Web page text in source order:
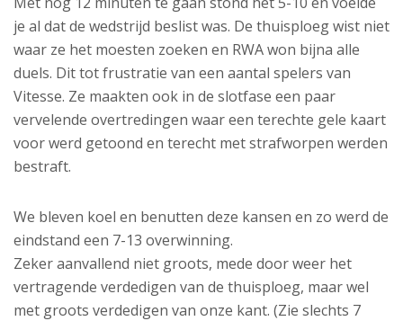
je al dat de wedstrijd beslist was. De thuisploeg wist niet
waar ze het moesten zoeken en RWA won bijna alle
duels. Dit tot frustratie van een aantal spelers van
Vitesse. Ze maakten ook in de slotfase een paar
vervelende overtredingen waar een terechte gele kaart
voor werd getoond en terecht met strafworpen werden
bestraft.
We bleven koel en benutten deze kansen en zo werd de
eindstand een 7-13 overwinning.
Zeker aanvallend niet groots, mede door weer het
vertragende verdedigen van de thuisploeg, maar wel
met groots verdedigen van onze kant. (Zie slechts 7